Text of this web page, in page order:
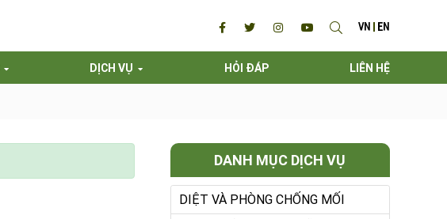
VN EN
DỊCH VỤ HỎI ĐÁP LIÊN HỆ
DANH MỤC DỊCH VỤ
DIỆT VÀ PHÒNG CHỐNG MỐI